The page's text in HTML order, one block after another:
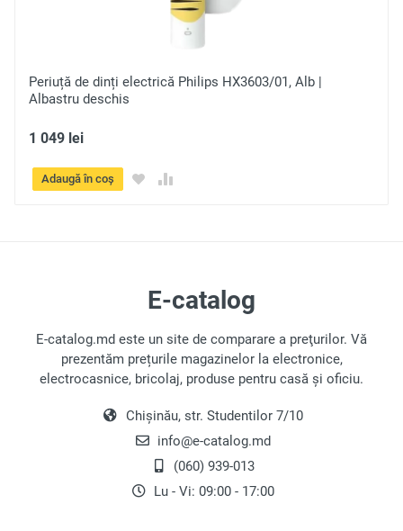
Periuță de dinți electrică Philips HX3603/01, Alb |
Albastru deschis
1 049 lei
Adaugă în coș
E-catalog
E-catalog.md este un site de comparare a preţurilor. Vă
prezentăm prețurile magazinelor la electronice,
electrocasnice, bricolaj, produse pentru casă și oficiu.
Chișinău, str. Studentilor 7/10
info@e-catalog.md
(060) 939-013
Lu - Vi: 09:00 - 17:00